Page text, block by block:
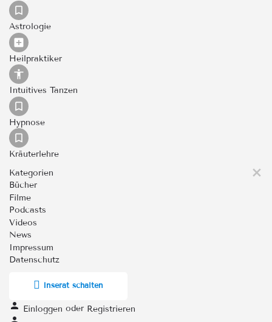
Astrologie
Heilpraktiker
Intuitives Tanzen
Hypnose
Kräuterlehre
Kategorien
Bücher
Filme
Podcasts
Videos
News
Impressum
Datenschutz
Inserat schalten
Einloggen oder Registrieren